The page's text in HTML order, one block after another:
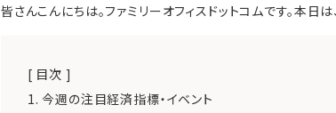
皆さんこんにちは。ファミリーオフィスドットコムです。本
[ 目次 ]
1. 今週の注目経済指標・イベント